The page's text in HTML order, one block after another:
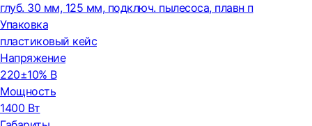
глуб. 30 мм, 125 мм, подключ. пылесоса, плавн п
Упаковка
пластиковый кейс
Напряжение
220±10% В
Мощность
1400 Вт